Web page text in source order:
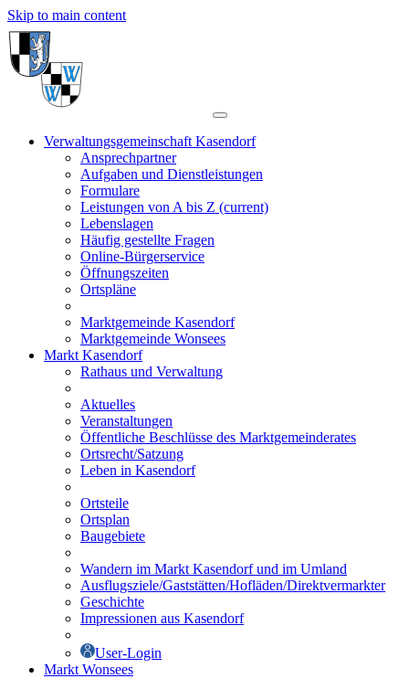
Skip to main content
Verwaltungsgemeinschaft Kasendorf
Ansprechpartner
Aufgaben und Dienstleistungen
Formulare
Leistungen von A bis Z (current)
Lebenslagen
Häufig gestellte Fragen
Online-Bürgerservice
Öffnungszeiten
Ortspläne
Marktgemeinde Kasendorf
Marktgemeinde Wonsees
Markt Kasendorf
Rathaus und Verwaltung
Aktuelles
Veranstaltungen
Öffentliche Beschlüsse des Marktgemeinderates
Ortsrecht/Satzung
Leben in Kasendorf
Ortsteile
Ortsplan
Baugebiete
Wandern im Markt Kasendorf und im Umland
Ausflugsziele/Gaststätten/Hofläden/Direktvermarkter
Geschichte
Impressionen aus Kasendorf
User-Login
Markt Wonsees